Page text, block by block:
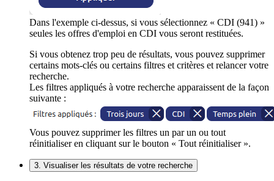
Dans l'exemple ci-dessus, si vous sélectionnez « CDI (941) »
seules les offres d'emploi en CDI vous seront restituées.
Si vous obtenez trop peu de résultats, vous pouvez supprimer
certains mots-clés ou certains filtres et critères et relancer votre
recherche.
Les filtres appliqués à votre recherche apparaissent de la façon
suivante :
Vous pouvez supprimer les filtres un par un ou tout
réinitialiser en cliquant sur le bouton « Tout réinitialiser ».
3. Visualiser les résultats de votre recherche